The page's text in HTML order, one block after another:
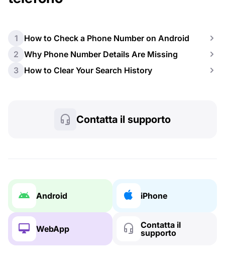
1
How to Check a Phone Number on Android
2 Why Phone Number Details Are Missing
3 How to Clear Your Search History
Contatta il supporto
Android iPhone
WebApp
Contatta il
supporto